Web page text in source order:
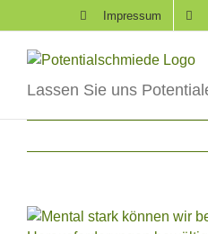
to
content
Impressum
Lassen Sie uns
Zeige